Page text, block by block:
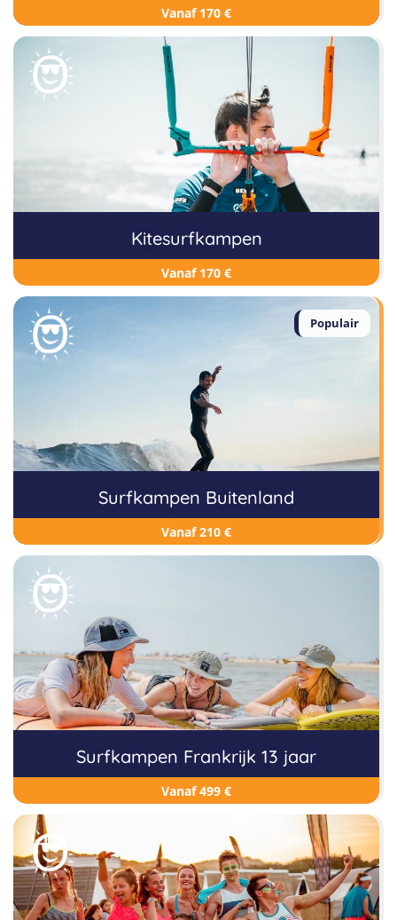
Vanaf 170 €
Kitesurfkampen
Vanaf 170 €
Populair
Surfkampen Buitenland
Vanaf 210 €
Surfkampen Frankrijk 13 jaar
Vanaf 499 €